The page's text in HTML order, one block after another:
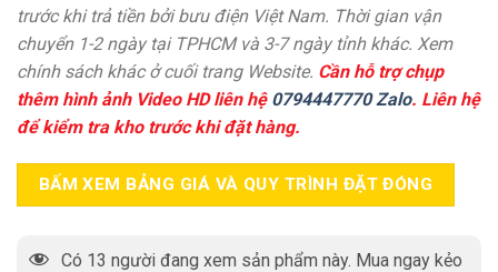
trước khi trả tiền bởi bưu điện Việt Nam. Thời gian vận
chuyển 1-2 ngày tại TPHCM và 3-7 ngày tỉnh khác. Xem
chính sách khác ở cuối trang Website. Cần hỗ trợ chụp
thêm hình ảnh Video HD liên hệ 0794447770 Zalo. Liên hệ
để kiểm tra kho trước khi đặt hàng.
BẤM XEM BẢNG GIÁ VÀ QUY TRÌNH ĐẶT ĐÓNG
Có 13 người đang xem sản phẩm này. Mua ngay kẻo